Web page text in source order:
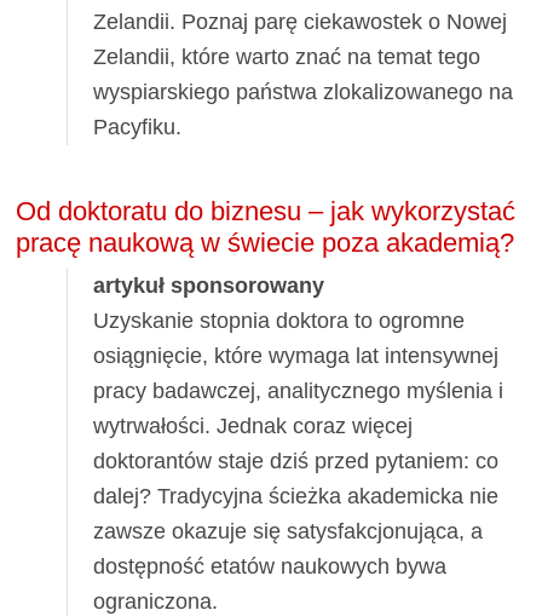
Zelandii. Poznaj parę ciekawostek o Nowej
Zelandii, które warto znać na temat tego
wyspiarskiego państwa zlokalizowanego na
Pacyfiku.
Od doktoratu do biznesu – jak wykorzystać
pracę naukową w świecie poza akademią?
artykuł sponsorowany
Uzyskanie stopnia doktora to ogromne
osiągnięcie, które wymaga lat intensywnej
pracy badawczej, analitycznego myślenia i
wytrwałości. Jednak coraz więcej
doktorantów staje dziś przed pytaniem: co
dalej? Tradycyjna ścieżka akademicka nie
zawsze okazuje się satysfakcjonująca, a
dostępność etatów naukowych bywa
ograniczona.